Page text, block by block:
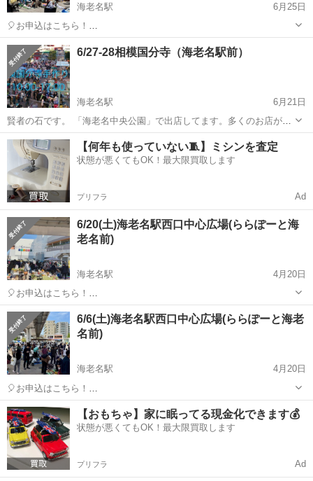
海老名駅
6月25日
🎈お申込はこちら！
https://recyclekanagawa.com/place/%e3%82%89%e3%82%89%e3%8
1%bd%e3%83%bc%e3%81%a8%e6%b5%b7%e8%80%81%e5%9...
神奈川 海老名市 海老名駅 フリーマーケット
6/27-28相模国分寺（海老名駅前）
海老名駅
6月21日
賢者の石です。 「海老名中央公園」で出店してます。多くのお店が並
んでいます。 お時間ある方は遊びに来て頂ければ、嬉しいです。 天然
石のアクセサリーを販売しています。 ※年末年始限定商品も出店しま
す。 よろしくお願い致します...
神奈川 海老名市 海老名駅 フリーマーケット 年末年始
【何年も使っていない🧵】ミシンを査定
状態が悪くてもOK！最大限買取します
プリフラ Ad
6/20(土)海老名駅西口中心広場(ららぽーと海
老名前)
海老名駅
4月20日
🎈お申込はこちら！
https://recyclekanagawa.com/place/%e3%82%89%e3%82%89%e3%8
1%bd%e3%83%bc%e3%81%a8%e6%b5%b7%e8%80%81%e5%9...
神奈川 海老名市 海老名駅 フリーマーケット
6/6(土)海老名駅西口中心広場(ららぽーと海老
名前)
海老名駅
4月20日
🎈お申込はこちら！
https://recyclekanagawa.com/place/%e3%82%89%e3%82%89%e3%8
1%bd%e3%83%bc%e3%81%a8%e6%b5%b7%e8%80%81%e5%9...
神奈川 海老名市 海老名駅 フリーマーケット 会場
【おもちゃ】家に眠ってる現金化できます💰
状態が悪くてもOK！最大限買取します
プリフラ Ad